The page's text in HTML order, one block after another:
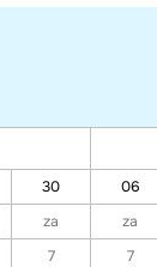
30 06
za za
7 7